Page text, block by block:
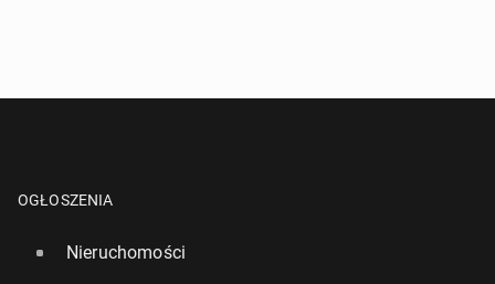
OGŁOSZENIA
Nieruchomości